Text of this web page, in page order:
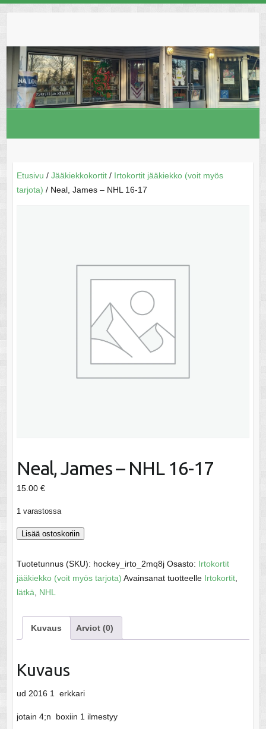
Etusivu / Jääkiekkokortit/ Irtokortit jääkiekko (voit myös
tarjota) / Neal, James – NHL 16-17
Neal, James – NHL 16-17
15.00 €
1 varastossa
Neal,
-
NHL
16-
määrä
Lisää ostoskoriin
Tuotetunnus (SKU): hockey_irto_2mq8j Osasto: Irtokortit
jääkiekko (voit myös tarjota) Avainsanat tuotteelle Irtokortit,
lätkä
NHL
Kuvaus Arviot (0)
Kuvaus
ud 2016 1 erkkari
jotain 4;n boxiin 1 ilmestyy